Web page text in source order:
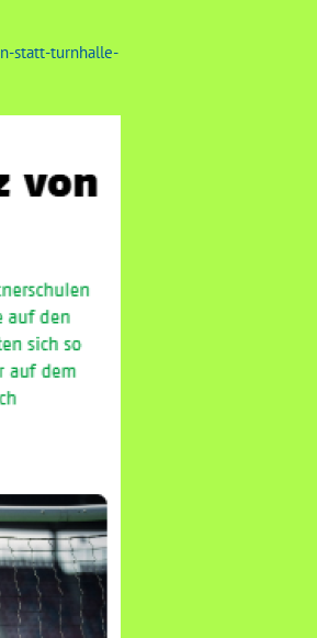
statt-turnhalle-